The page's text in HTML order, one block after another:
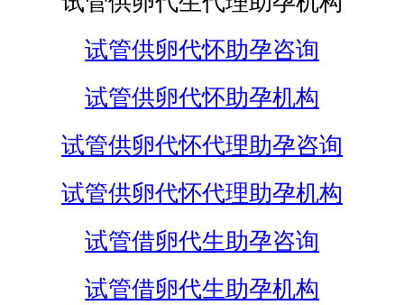
试管供卵代怀助孕咨询
试管供卵代怀助孕机构
试管供卵代怀代理助孕咨询
试管供卵代怀代理助孕机构
试管借卵代生助孕咨询
试管借卵代生助孕机构